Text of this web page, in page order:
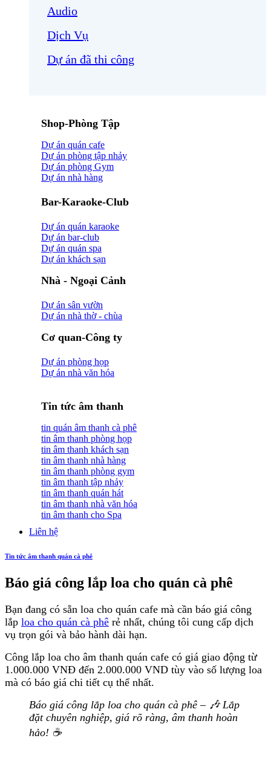
Audio
Dịch Vụ
Dự án đã thi công
Shop-Phòng Tập
Dự án quán cafe
Dự án phòng tập nhảy
Dự án phòng Gym
Dự án nhà hàng
Bar-Karaoke-Club
Dự án quán karaoke
Dự án bar-club
Dự án quán spa
Dự án khách sạn
Nhà - Ngoại Cảnh
Dự án sân vườn
Dự án nhà thờ - chùa
Cơ quan-Công ty
Dự án phòng họp
Dự án nhà văn hóa
Tin tức âm thanh
tin quán âm thanh cà phê
tin âm thanh phòng họp
tin âm thanh khách sạn
tin âm thanh nhà hàng
tin âm thanh phòng gym
tin âm thanh tập nhảy
tin âm thanh quán hát
tin âm thanh nhà văn hóa
tin âm thanh cho Spa
Liên hệ
Tin tức âm thanh quán cà phê
Báo giá công lắp loa cho quán cà phê
Bạn đang có sẵn loa cho quán cafe mà cần báo giá công
lắp loa cho quán cà phê rẻ nhất, chúng tôi cung cấp dịch
vụ trọn gói và bảo hành dài hạn.
Công lắp loa cho âm thanh quán cafe có giá giao động từ
1.000.000 VNĐ đến 2.000.000 VND tùy vào số lượng loa
mà có báo giá chi tiết cụ thể nhất.
Báo giá công lắp loa cho quán cà phê – 🎶 Lắp
đặt chuyên nghiệp, giá rõ ràng, âm thanh hoàn
hảo! ☕